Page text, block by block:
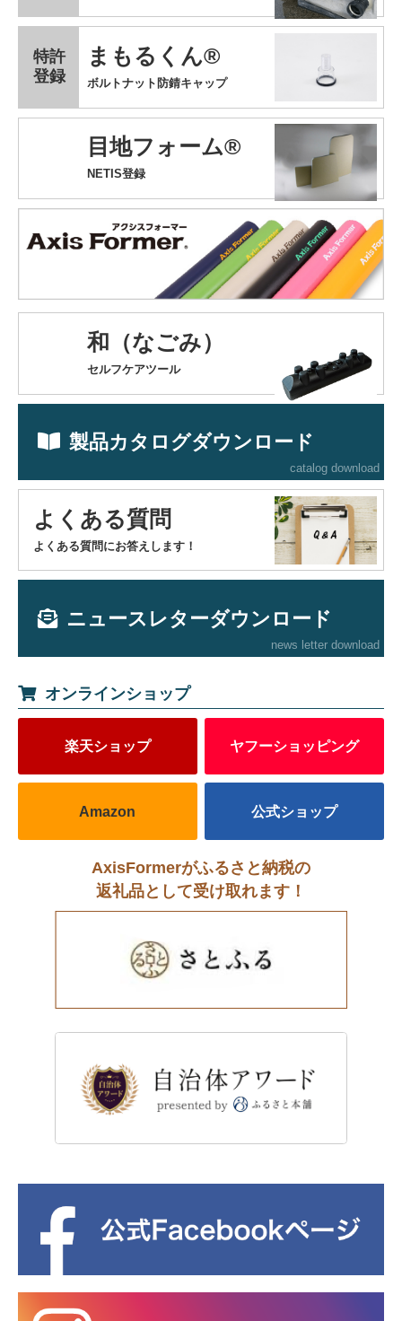
まもるくん®
特許
登録
ボルトナット防錆キャップ
目地フォーム®
NETIS登録
和（なごみ）
セルフケアツール
製品カタログダウンロード
catalog download
よくある質問
よくある質問にお答えします！
ニュースレターダウンロード
news letter download
オンラインショップ
楽天ショップ ヤフーショッピング
Amazon 公式ショップ
AxisFormerがふるさと納税の
返礼品として受け取れます！